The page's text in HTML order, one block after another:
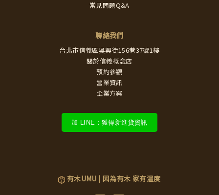
常見問題Q&A
聯絡我們
台北市信義區吳興街156巷37號1樓
關於信義概念店
預約參觀
營業資訊
企業方案
加 LINE：獲得新進貨資訊
有木UMU | 因為有木 家有溫度